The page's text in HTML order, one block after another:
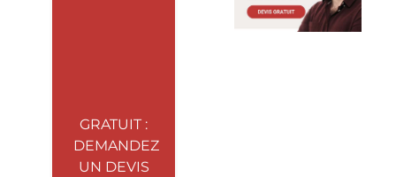
GRATUIT :
DEMANDEZ
UN DEVIS